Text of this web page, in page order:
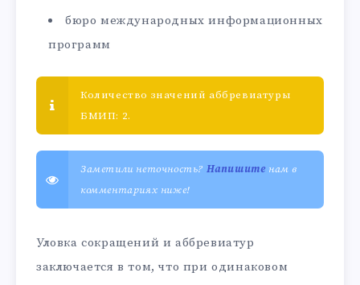
бюро международных информационных
программ
Количество значений аббревиатуры
БМИП: 2.
Заметили неточность? Напишитенам в
комментариях ниже!
Уловка сокращений и аббревиатур
заключается в том, что при одинаковом